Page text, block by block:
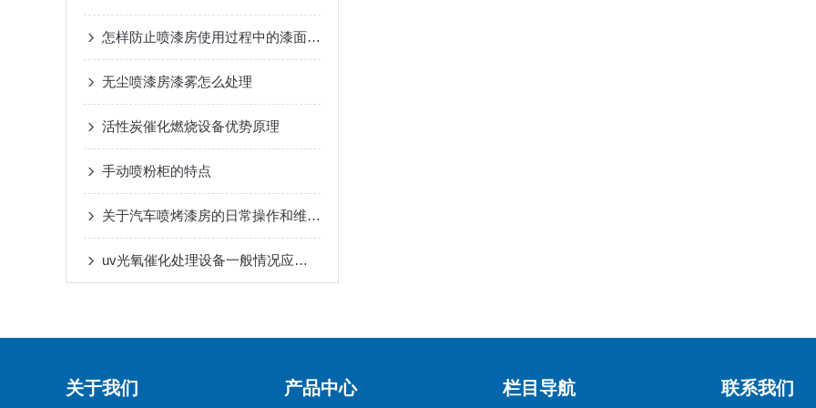
怎样防止喷漆房使用过程中的漆面污染
无尘喷漆房漆雾怎么处理
活性炭催化燃烧设备优势原理
手动喷粉柜的特点
关于汽车喷烤漆房的日常操作和维护保养方法总结
uv光氧催化处理设备一般情况应用于在哪些领域
关于我们 产品中心 栏目导航 联系我们